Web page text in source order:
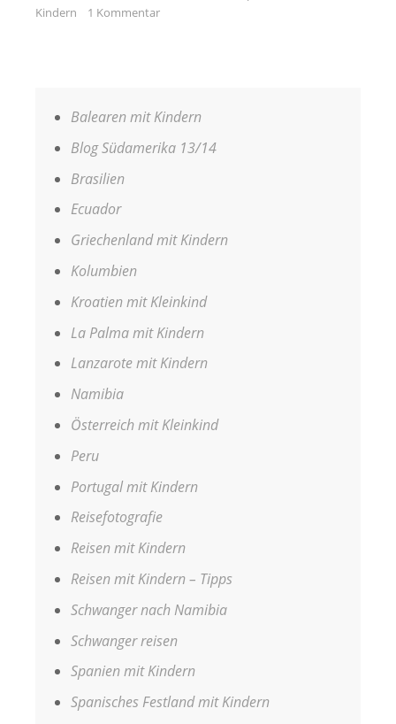
Kindern
1 Kommentar
Balearen mit Kindern
Blog Südamerika 13/14
Brasilien
Ecuador
Griechenland mit Kindern
Kolumbien
Kroatien mit Kleinkind
La Palma mit Kindern
Lanzarote mit Kindern
Namibia
Österreich mit Kleinkind
Peru
Portugal mit Kindern
Reisefotografie
Reisen mit Kindern
Reisen mit Kindern – Tipps
Schwanger nach Namibia
Schwanger reisen
Spanien mit Kindern
Spanisches Festland mit Kindern